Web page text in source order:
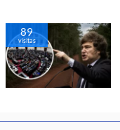
89
visitas